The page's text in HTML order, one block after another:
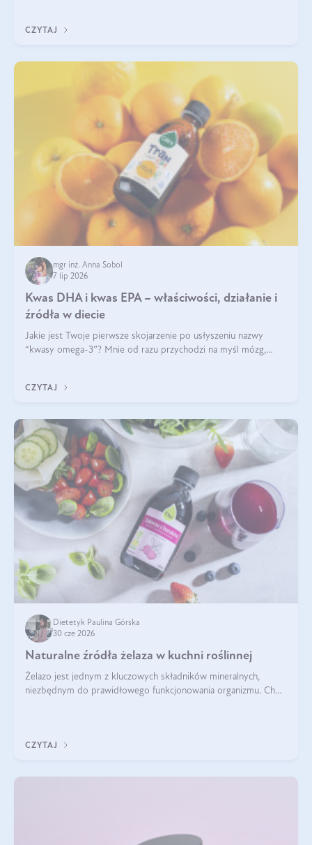
CZYTAJ
mgr inż. Anna Sobol
7 lip 2026
Kwas DHA i kwas EPA – właściwości, działanie i
źródła w diecie
Jakie jest Twoje pierwsze skojarzenie po usłyszeniu nazwy
“kwasy omega-3”? Mnie od razu przychodzi na myśl mózg,
EPA.
CZYTAJ
Dietetyk Paulina Górska
30 cze 2026
Naturalne źródła żelaza w kuchni roślinnej
Żelazo jest jednym z kluczowych składników mineralnych,
niezbędnym do prawidłowego funkcjonowania organizmu. Choć
CZYTAJ